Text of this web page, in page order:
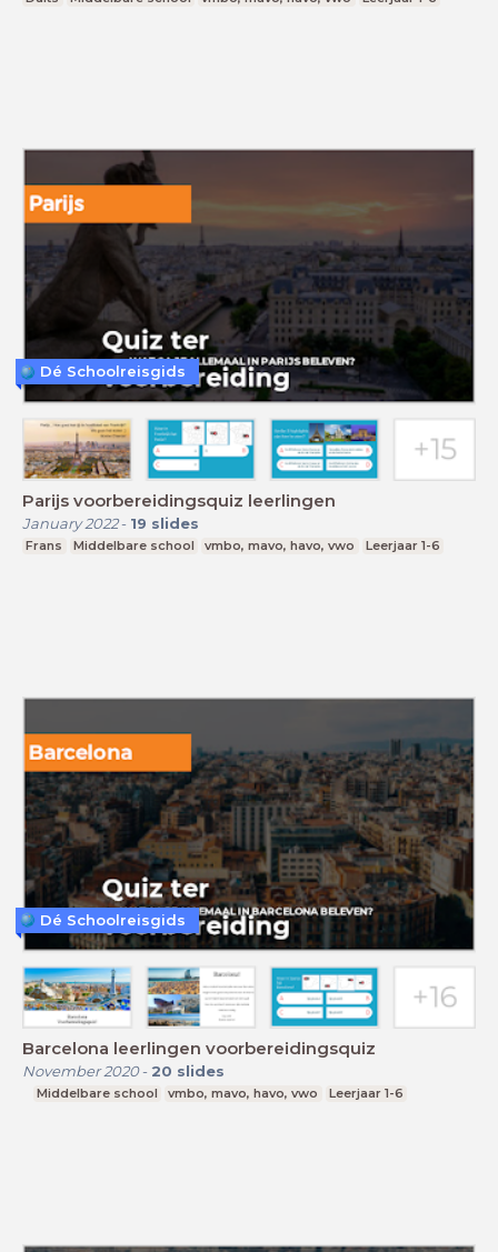
Parijs voorbereidingsquiz leerlingen
January 2022- 19 slides
Frans Middelbare school vmbo, mavo, havo, vwo Leerjaar 1-6
Dé Schoolreisgids
Barcelona leerlingen voorbereidingsquiz
November 2020- 20 slides
Middelbare school vmbo, mavo, havo, vwo Leerjaar 1-6
Dé Schoolreisgids